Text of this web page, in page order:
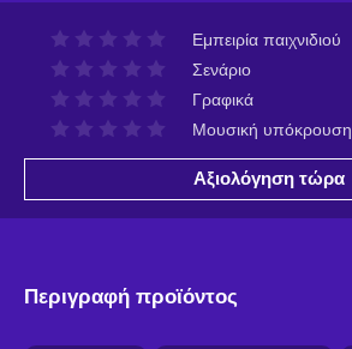
Εμπειρία παιχνιδιού
Σενάριο
Γραφικά
Μουσική υπόκρουση
Αξιολόγηση τώρα
Περιγραφή προϊόντος